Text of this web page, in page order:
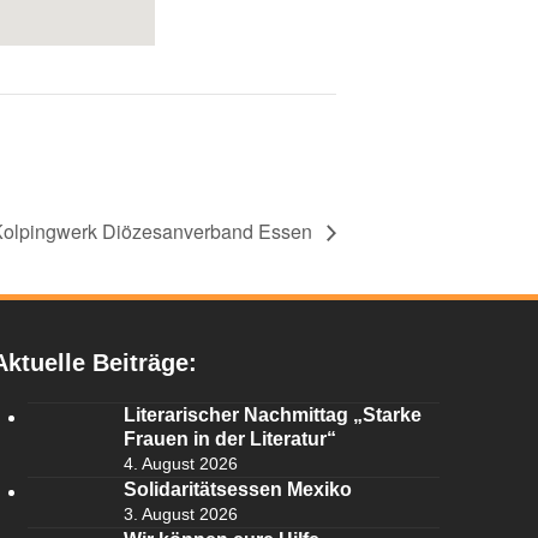
Diözesanverband Essen
Beiträge:
Literarischer Nachmittag „Starke
Frauen in der Literatur“
4. August 2026
Solidaritätsessen Mexiko
3. August 2026